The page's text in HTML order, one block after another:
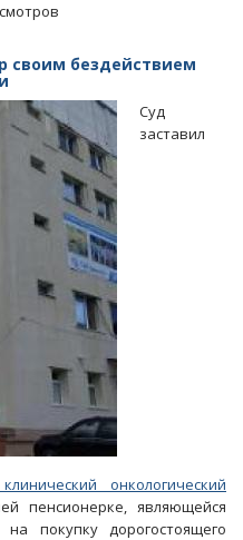
своим бездействием
Суд
заставил
онкологический
пенсионерке, являющейся
покупку дорогостоящего